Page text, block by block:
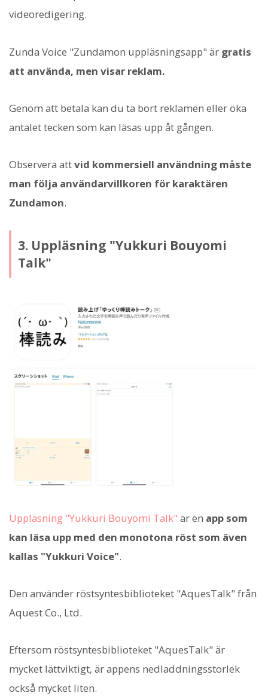
videoredigering.
Zunda Voice "Zundamon uppläsningsapp" är gratis
att använda, men visar reklam.
Genom att betala kan du ta bort reklamen eller öka
antalet tecken som kan läsas upp åt gången.
Observera attvid kommersiell användning måste
man följa användarvillkoren för karaktären
Zundamon.
3. Uppläsning "Yukkuri Bouyomi
Talk"
Uppläsning "Yukkuri Bouyomi Talk" är en app som
kan läsa upp med den monotona röst som även
kallas "Yukkuri Voice".
Den använder röstsyntesbiblioteket "AquesTalk" från
Aquest Co., Ltd.
Eftersom röstsyntesbiblioteket "AquesTalk" är
mycket lättviktigt, är appens nedladdningsstorlek
också mycket liten.